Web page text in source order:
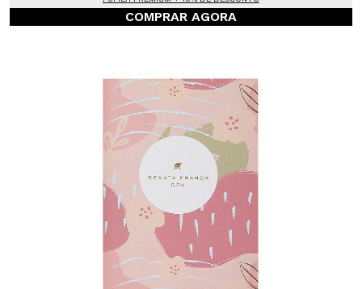
COMPRAR AGORA